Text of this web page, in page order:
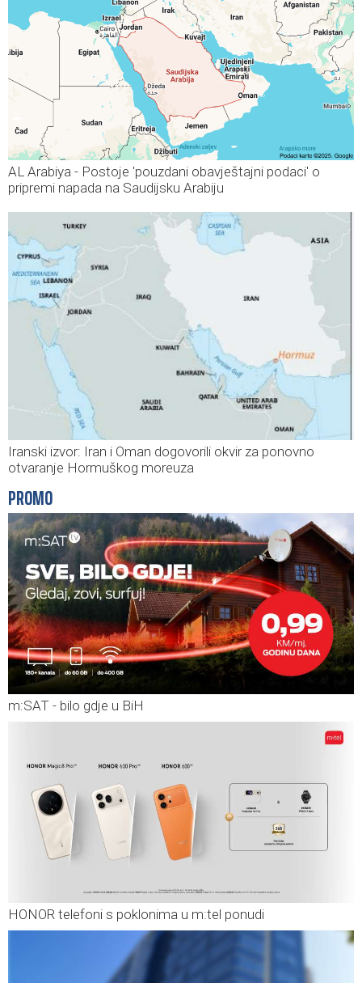
AL Arabiya - Postoje 'pouzdani obavještajni podaci' o
pripremi napada na Saudijsku Arabiju
Iranski izvor: Iran i Oman dogovorili okvir za ponovno
otvaranje Hormuškog moreuza
PROMO
m:SAT - bilo gdje u BiH
HONOR telefoni s poklonima u m:tel ponudi